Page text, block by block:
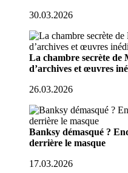
30.03.2026
La chambre secrète de
d’archives et œuvres
26.03.2026
Banksy démasqué ?
derrière le masque
17.03.2026